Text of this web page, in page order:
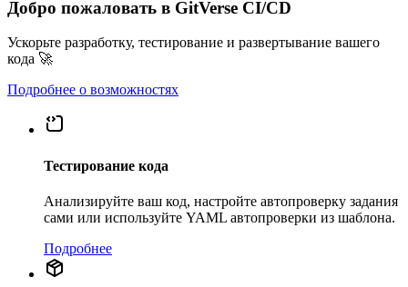
Добро пожаловать в GitVerse CI/CD
Ускорьте разработку, тестирование и развертывание вашего
кода 🚀
Подробнее о возможностях
Тестирование кода
Анализируйте ваш код, настройте автопроверку задания
сами или используйте YAML автопроверки из шаблона.
Подробнее